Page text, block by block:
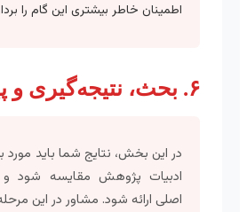
اطمینان خاطر بیشتری این گام را بردارید.
در این بخش، نتایج شما باید مورد بحث
ادبیات پژوهش مقایسه شود و
اصلی ارائه شود. مشاور در این مرحله